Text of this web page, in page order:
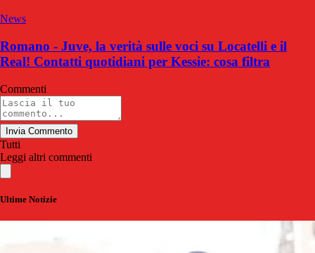
News
Romano - Juve, la verità sulle voci su Locatelli e il
Real! Contatti quotidiani per Kessie: cosa filtra
Commenti
Invia Commento
Tutti
Leggi altri commenti
Ultime Notizie